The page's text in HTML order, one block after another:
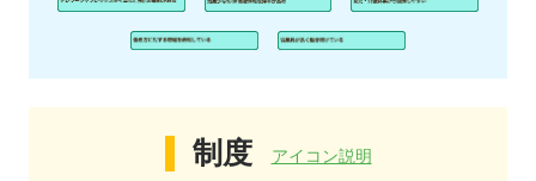
制度 アイコン説明